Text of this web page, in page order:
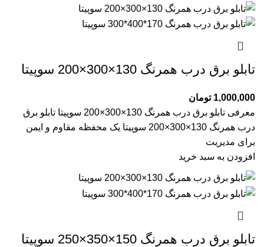
تابلو برق درب همرنگ 130×300×200 سوپیتا
1,000,000 تومان
معرفی تابلو برق درب همرنگ 130×300×200 سوپیتا تابلو برق
درب همرنگ 130×300×200 سوپیتا یک محفظه مقاوم و ایمن
برای مدیریت
افزودن به سبد خرید
تابلو برق درب همرنگ 150×350×250 سوپیتا